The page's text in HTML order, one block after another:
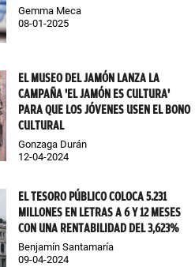
Gemma Meca
08-01-2025
EL MUSEO DEL JAMÓN LANZA LA
CAMPAÑA 'EL JAMÓN ES CULTURA'
PARA QUE LOS JÓVENES USEN EL BONO
CULTURAL
Gonzaga Durán
12-04-2024
EL TESORO PÚBLICO COLOCA 5.231
MILLONES EN LETRAS A 6 Y 12 MESES
CON UNA RENTABILIDAD DEL 3,623%
Benjamín Santamaría
09-04-2024